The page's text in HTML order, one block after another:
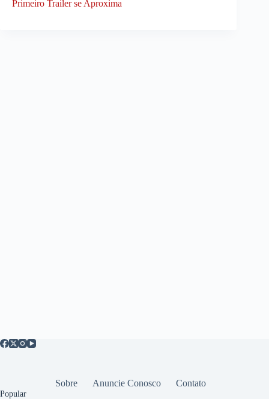
Primeiro Trailer se Aproxima
Sobre Anuncie Conosco Contato
Popular